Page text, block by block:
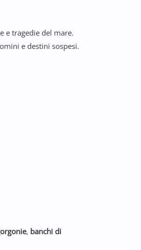
e tragedie del mare.
e destini sospesi.
, banchi di